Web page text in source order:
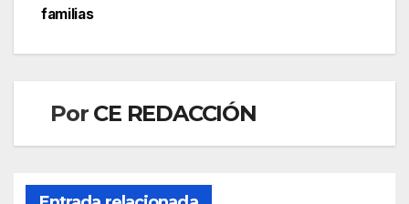
familias
Por CE REDACCIÓN